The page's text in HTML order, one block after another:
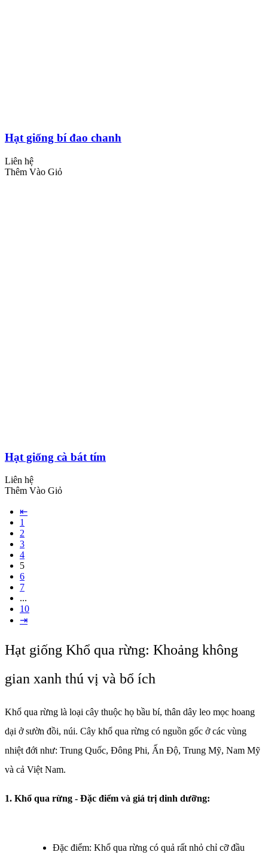
Hạt giống bí đao chanh
Liên hệ
Thêm Vào Giỏ
Hạt giống cà bát tím
Liên hệ
Thêm Vào Giỏ
⇤
1
2
3
4
5
6
7
...
10
⇥
Hạt giống Khổ qua rừng: Khoảng không
gian xanh thú vị và bổ ích
Khổ qua rừng là loại cây thuộc họ bầu bí, thân dây leo mọc hoang
dại ở sườn đồi, núi. Cây khổ qua rừng có nguồn gốc ở các vùng
nhiệt đới như: Trung Quốc, Đông Phi, Ấn Độ, Trung Mỹ, Nam Mỹ
và cả Việt Nam.
1. Khổ qua rừng - Đặc điểm và giá trị dinh dưỡng:
Đặc điểm: Khổ qua rừng có quả rất nhỏ chỉ cỡ đầu